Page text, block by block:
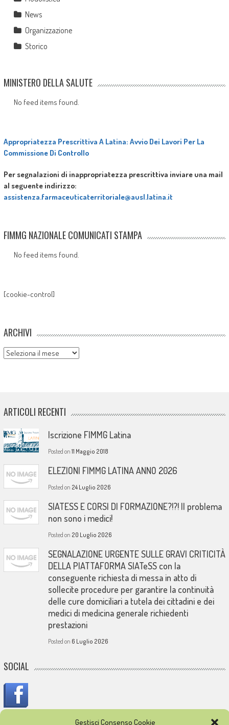
Gestisci Consenso Cookie
News
Organizzazione
Storico
MINISTERO DELLA SALUTE
No feed items found.
Appropriatezza Prescrittiva A Latina: Avvio Dei Lavori Per La
Commissione Di Controllo
Per segnalazioni di inappropriatezza prescrittiva inviare una mail
al seguente indirizzo:
assistenza.farmaceuticaterritoriale@ausl.latina.it
FIMMG NAZIONALE COMUNICATI STAMPA
No feed items found.
[cookie-control]
ARCHIVI
Archivi
ARTICOLI RECENTI
Iscrizione FIMMG Latina
Posted on 11 Maggio 2018
ELEZIONI FIMMG LATINA ANNO 2026
Posted on 24 Luglio 2026
SIATESS E CORSI DI FORMAZIONE?!?! Il problema
non sono i medici!
Posted on 20 Luglio 2026
SEGNALAZIONE URGENTE SULLE GRAVI CRITICITÀ
DELLA PIATTAFORMA SIATeSS con la
conseguente richiesta di messa in atto di
sollecite procedure per garantire la continuità
delle cure domiciliari a tutela dei cittadini e dei
medici di medicina generale richiedenti
prestazioni
Posted on 6 Luglio 2026
SOCIAL